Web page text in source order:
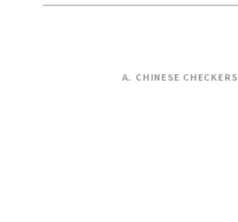
A. CHINESE CHECKERS